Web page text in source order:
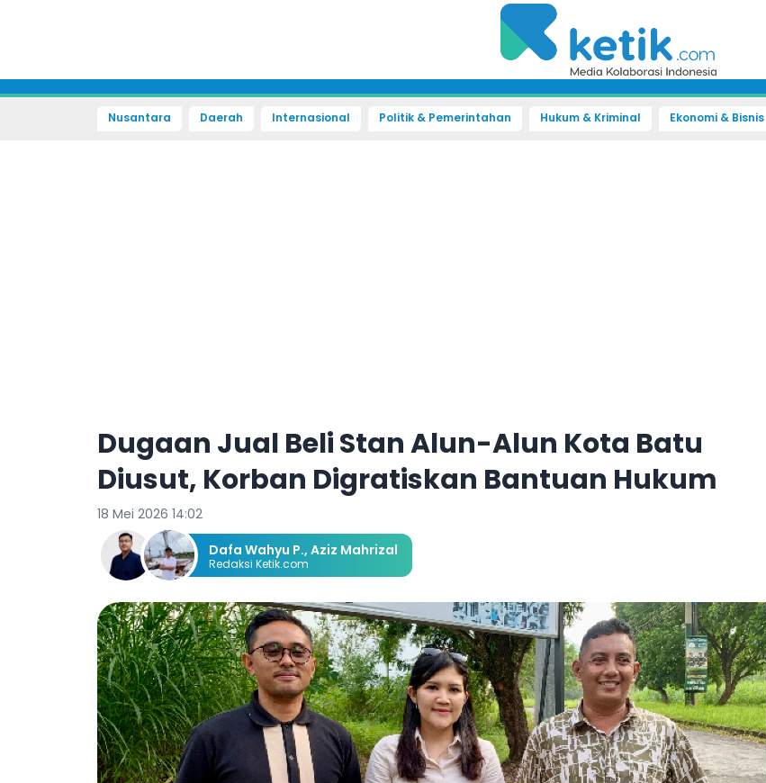
Nusantara Daerah Internasional Politik & Pemerintahan Hukum & Kriminal Ekonomi & Bisnis
Dugaan Jual Beli Stan Alun-Alun Kota Batu
Diusut, Korban Digratiskan Bantuan Hukum
18 Mei 2026 14:02
Dafa Wahyu P., Aziz Mahrizal
Redaksi Ketik.com